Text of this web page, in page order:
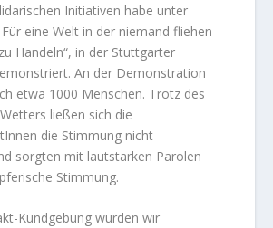
Initiativen habe unter
eine Welt in der niemand fliehen
Handeln“, in der Stuttgarter
An der Demonstration
etwa 1000 Menschen. Trotz des
ließen sich die
die Stimmung nicht
sorgten mit lautstarken Parolen
Stimmung.
Kundgebung wurden wir